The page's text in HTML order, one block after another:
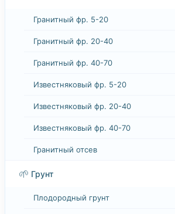
Гранитный фр. 5-20
Гранитный фр. 20-40
Гранитный фр. 40-70
Известняковый фр. 5-20
Известняковый фр. 20-40
Известняковый фр. 40-70
Гранитный отсев
🌱 Грунт
Плодородный грунт